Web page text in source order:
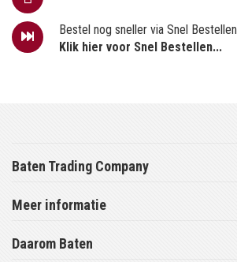
Bestel nog sneller via Snel Bestellen
Klik hier voor Snel Bestellen...
Baten Trading Company
Meer informatie
Daarom Baten